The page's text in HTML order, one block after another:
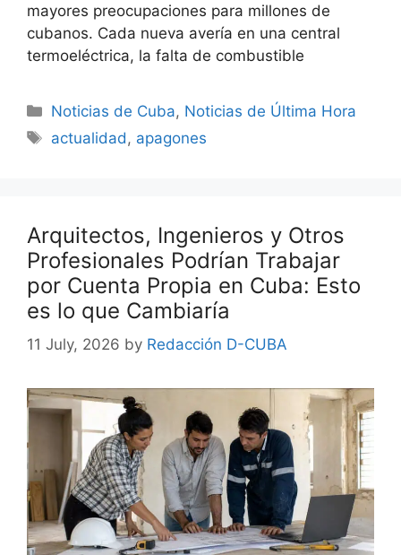
mayores preocupaciones para millones de
cubanos. Cada nueva avería en una central
termoeléctrica, la falta de combustible
Categories
Noticias de Cuba, Noticias de Última Hora
Tags
actualidad , apagones
Arquitectos, Ingenieros y Otros
Profesionales Podrían Trabajar
por Cuenta Propia en Cuba: Esto
es lo que Cambiaría
11 July, 2026 by Redacción D-CUBA